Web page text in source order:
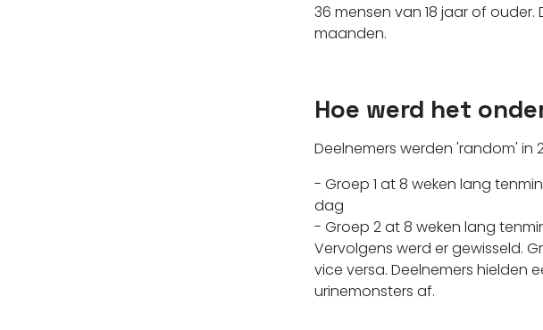
36 mensen van 18 jaar of
maanden.
Hoe werd het
Deelnemers werden 'random' in
- Groep 1 at 8 weken lang
dag
- Groep 2 at 8 weken lang
Vervolgens werd er gewisseld.
vice versa. Deelnemers
urinemonsters af.